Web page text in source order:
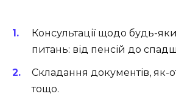
Консультації щодо будь-
питань: від пенсій до
Складання документів, як-
тощо.